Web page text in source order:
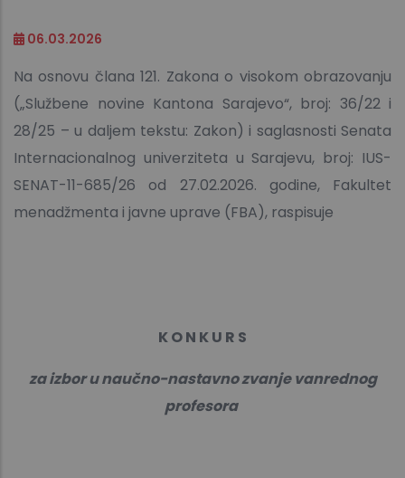
06.03.2026
Na osnovu člana 121. Zakona o visokom obrazovanju
(„Službene novine Kantona Sarajevo“, broj: 36/22 i
28/25 – u daljem tekstu: Zakon) i saglasnosti Senata
Internacionalnog univerziteta u Sarajevu, broj: IUS-
SENAT-11-685/26 od 27.02.2026. godine, Fakultet
menadžmenta i javne uprave (FBA), raspisuje
K O N K U R S
za izbor u naučno-nastavno zvanje vanrednog
profesora